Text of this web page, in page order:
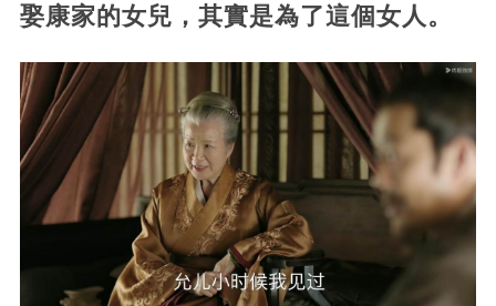
娶康家的女兒，其實是為了這個女人。